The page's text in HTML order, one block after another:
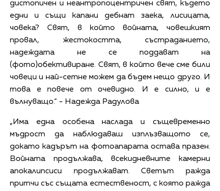
дистопичен и неантропоцентричен свят, където
едни и същи капани дебнат заека, лисицата,
човека? Свят, в който войната, човешкият
провал, жестокостта, състраданието,
надеждата не се поддават на
(фото)обективиране. Свят, в който вече сме били
човеци и най-сетне можем да бъдем нещо друго. И
това е повече от очевидно. И е силно, и е
вълнуващо.“ - Надежда Радулова
„Има една особена наслада и същевременно
мъдрост да наблюдаваш изплъзващото се,
докато кадърът на фотоапарата остава празен.
Войната продължава, всекидневните камерни
апокалипсиси продължават. Светът ражда
притчи със същата естественост, с която ражда